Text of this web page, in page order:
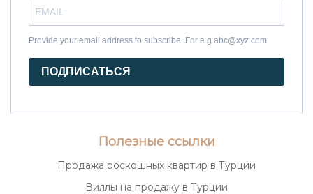
Provide your email address to subscribe. For e.g abc@xyz.com
ПОДПИСАТЬСЯ
Полезные ссылки
Продажа роскошных квартир в Турции
Виллы на продажу в Турции